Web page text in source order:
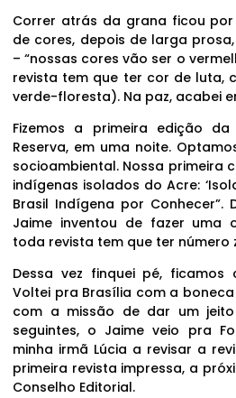
Correr atrás da grana ficou
de cores, depois de larga
– “nossas cores vão ser o
revista tem que ter cor de luta,
verde-floresta). Na paz, acabei
Fizemos a primeira edição
Reserva, em uma noite.
socioambiental. Nossa primeira
indígenas isolados do Acre:
Brasil Indígena por Conhecer”.
Jaime inventou de fazer uma
toda revista tem que ter número
Dessa vez finquei pé,
Voltei pra Brasília com a
com a missão de dar um
seguintes, o Jaime veio pra
minha irmã Lúcia a revisar a
primeira revista impressa, a
Conselho Editorial.